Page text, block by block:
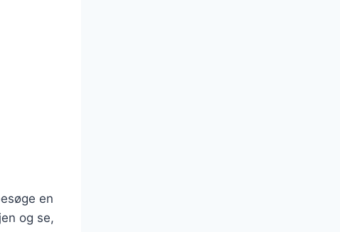
en
og se,